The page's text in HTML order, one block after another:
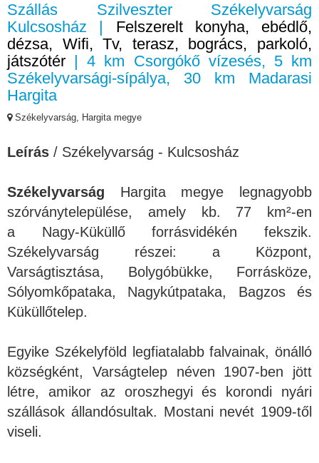
Szállás Szilveszter Székelyvarság
Kulcsosház | Felszerelt konyha, ebédlő,
dézsa, Wifi, Tv, terasz, bogrács, parkoló,
játszótér | 4 km Csorgókő vízesés, 5 km
Székelyvarsági-sípálya, 30 km Madarasi
Hargita
Székelyvarság, Hargita megye
Leírás / Székelyvarság - Kulcsosház
Székelyvarság Hargita megye legnagyobb
szórványtelepülése, amely kb. 77 km²-en
a Nagy-Küküllő forrásvidékén fekszik.
Székelyvarság részei: a Központ,
Varságtisztása, Bolygóbükke, Forrásköze,
Sólyomkőpataka, Nagykútpataka, Bagzos és
Küküllőtelep.
Egyike Székelyföld legfiatalabb falvainak, önálló
községként, Varságtelep néven 1907-ben jött
létre, amikor az oroszhegyi és korondi nyári
szállások állandósultak. Mostani nevét 1909-től
viseli.